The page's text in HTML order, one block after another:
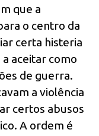
que a
o centro da
certa histeria
a aceitar como
de guerra.
a violência
certos abusos
A ordem é